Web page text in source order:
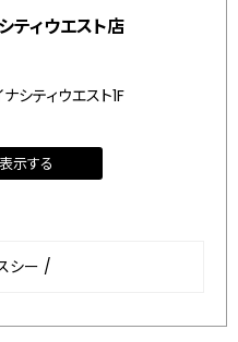
ティウエスト店
シティウエスト1F
示する
シー /